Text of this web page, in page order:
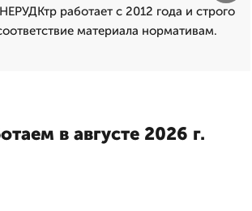
работает с 2012 года и строго
материала нормативам.
в августе 2026 г.